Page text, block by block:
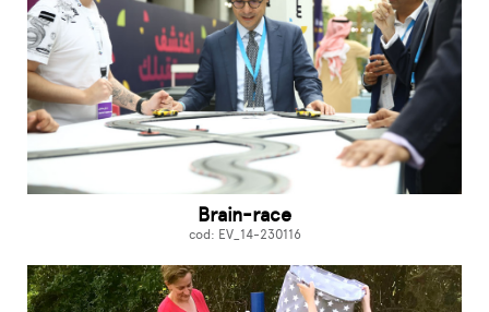
Brain-race
cod: EV_14-230116